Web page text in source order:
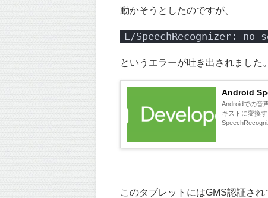
動かそうとしたのですが、
E/SpeechRecognizer:
というエラーが吐き出されました。
Android
Androidでの音
キストに変換
このタブレットにはGMS認証さ